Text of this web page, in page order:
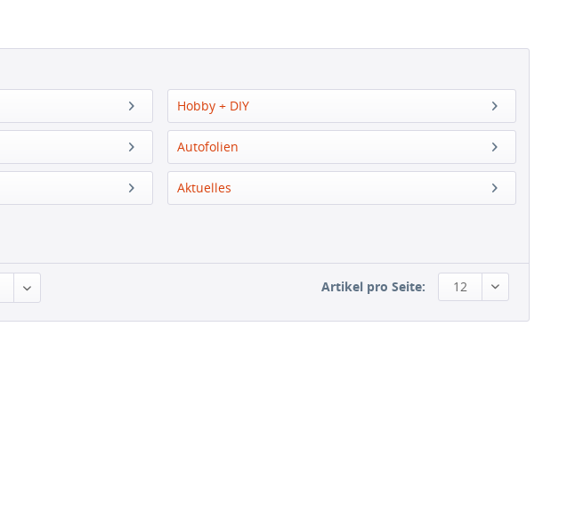
Hobby + DIY
Autofolien
Aktuelles
Artikel pro Seite: 12